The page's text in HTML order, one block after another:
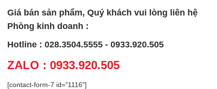
Giá bán sản phẩm, Quý khách vui lòng liên hệ
Phòng kinh doanh :
Hotline : 028.3504.5555 - 0933.920.505
ZALO : 0933.920.505
[contact-form-7 id="1116"]